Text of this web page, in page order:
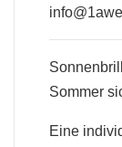
Sommer
Eine